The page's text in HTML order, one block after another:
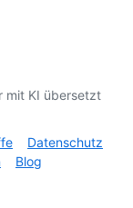
mit KI übersetzt
Datenschutz
Blog